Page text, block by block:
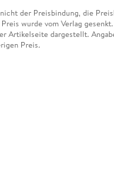
der Preisbindung, die
wurde vom Verlag
Artikelseite dargestellt.
Preis.